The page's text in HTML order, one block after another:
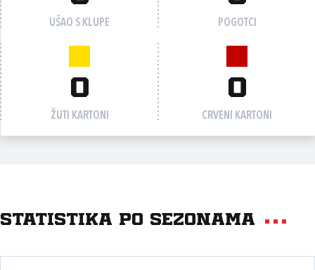
UŠAO S KLUPE POGOTCI
0
ŽUTI KARTONI
0
CRVENI KARTONI
Statistika po sezonama